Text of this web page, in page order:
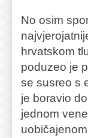
No osim
hrvatskom
poduzeo je
se susreo s
je boravio
jednom